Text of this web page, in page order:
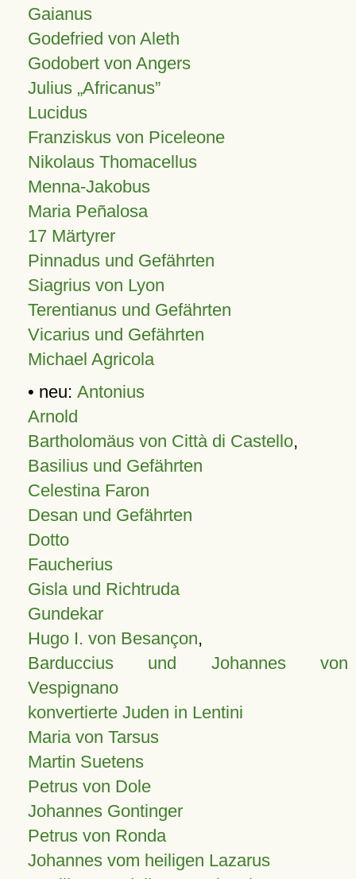
Gaianus
Godefried von Aleth
Godobert von Angers
Julius Africanus
Lucidus
Franziskus von Piceleone
Nikolaus Thomacellus
Menna-Jakobus
Maria Peñalosa
17 Märtyrer
Pinnadus und Gefährten
Siagrius von Lyon
Terentianus und Gefährten
Vicarius und Gefährten
Michael Agricola
• neu: Antonius
Arnold
Bartholomäus von Città di Castello,
Basilius und Gefährten
Celestina Faron
Desan und Gefährten
Dotto
Faucherius
Gisla und Richtruda
Gundekar
Hugo I. von Besançon,
Barduccius und Johannes von
Vespignano
konvertierte Juden in Lentini
Maria von Tarsus
Martin Suetens
Petrus von Dole
Johannes Gontinger
Petrus von Ronda
Johannes vom heiligen Lazarus